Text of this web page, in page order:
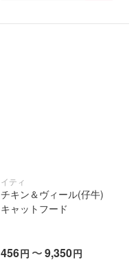
イティ
チキン＆ヴィール(仔牛)
キャットフード
456円 〜9,350円